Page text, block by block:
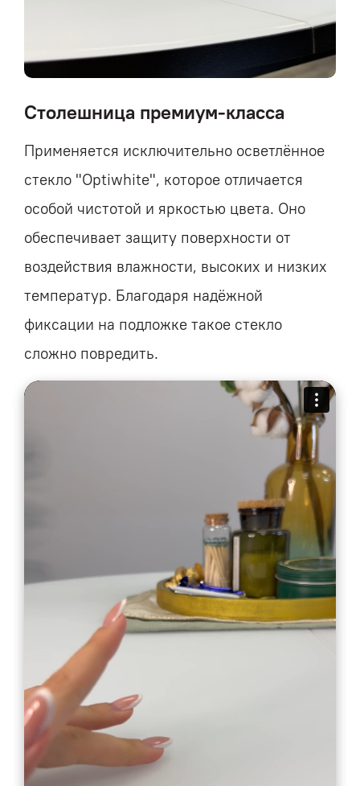
Столешница премиум-класса
Применяется исключительно осветлённое
стекло "Optiwhite", которое отличается
особой чистотой и яркостью цвета. Оно
обеспечивает защиту поверхности от
воздействия влажности, высоких и низких
температур. Благодаря надёжной
фиксации на подложке такое стекло
сложно повредить.